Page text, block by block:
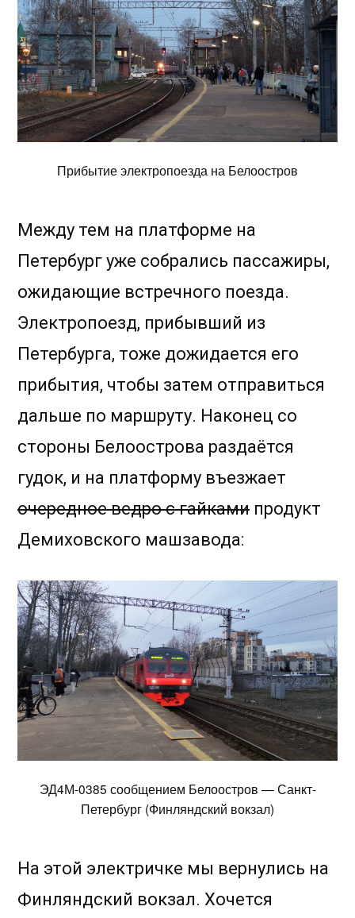
Прибытие электропоезда на Белоостров
Между тем на платформе на
Петербург уже собрались пассажиры,
ожидающие встречного поезда.
Электропоезд, прибывший из
Петербурга, тоже дожидается его
прибытия, чтобы затем отправиться
дальше по маршруту. Наконец со
стороны Белоострова раздаётся
гудок, и на платформу въезжает
очередное ведро с гайками продукт
Демиховского машзавода:
ЭД4М-0385 сообщением Белоостров — Санкт-
Петербург (Финляндский вокзал)
На этой электричке мы вернулись на
Финляндский вокзал. Хочется